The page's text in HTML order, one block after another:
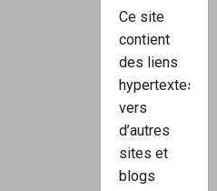
Ce site
contient
des liens
hypertextes
vers
d’autres
sites et
blogs